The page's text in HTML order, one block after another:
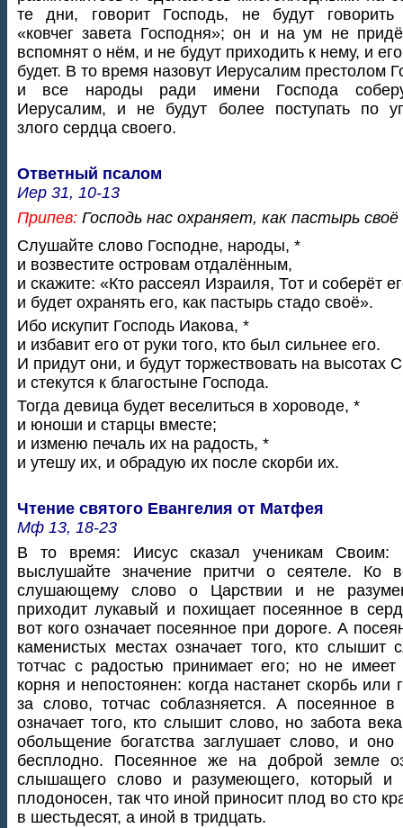
те дни, говорит Господь, не будут говорить
«ковчег завета Господня»; он и на ум не
вспомнят о нём, и не будут приходить к нему, и
будет. В то время назовут Иерусалим престолом
и все народы ради имени Господа
Иерусалим, и не будут более поступать по
злого сердца своего.
Ответный псалом
Иер 31, 10-13
Припев: Господь нас охраняет, как пастырь
Слушайте слово Господне, народы, *
и возвестите островам отдалённым,
и скажите: «Кто рассеял Израиля, Тот и соберёт
и будет охранять его, как пастырь стадо своё».
Ибо искупит Господь Иакова, *
и избавит его от руки того, кто был сильнее его.
И придут они, и будут торжествовать на высотах
и стекутся к благостыне Господа.
Тогда девица будет веселиться в хороводе, *
и юноши и старцы вместе;
и изменю печаль их на радость, *
и утешу их, и обрадую их после скорби их.
Чтение святого Евангелия от Матфея
Мф 13, 18-23
В то время: Иисус сказал ученикам
выслушайте значение притчи о сеятеле. Ко
слушающему слово о Царствии и не
приходит лукавый и похищает посеянное в
вот кого означает посеянное при дороге. А
каменистых местах означает того, кто слышит
тотчас с радостью принимает его; но не
корня и непостоянен: когда настанет скорбь или
за слово, тотчас соблазняется. А посеянное в
означает того, кто слышит слово, но забота
обольщение богатства заглушает слово, и оно
бесплодно. Посеянное же на доброй земле
слышащего слово и разумеющего, который и
плодоносен, так что иной приносит плод во сто
в шестьдесят, а иной в тридцать.